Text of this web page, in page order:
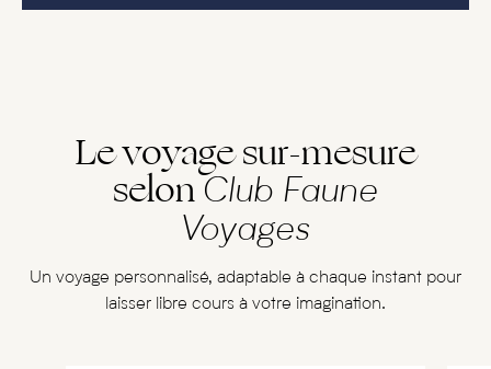
Le voyage sur-mesure
selonClub Faune
Voyages
Un voyage personnalisé, adaptable à chaque instant pour
laisser libre cours à votre imagination.